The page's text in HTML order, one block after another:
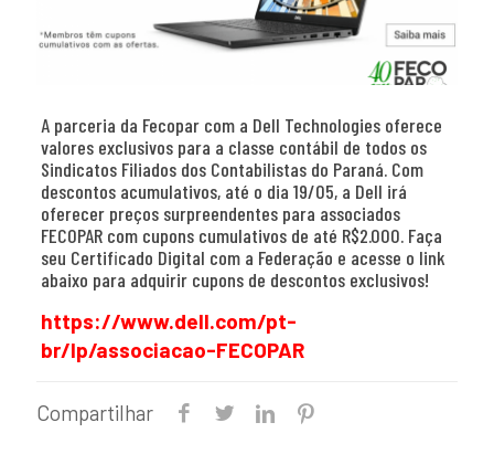
A parceria da Fecopar com a Dell Technologies oferece
valores exclusivos para a classe contábil de todos os
Sindicatos Filiados dos Contabilistas do Paraná. Com
descontos acumulativos, até o dia 19/05, a Dell irá
oferecer preços surpreendentes para associados
FECOPAR com cupons cumulativos de até R$2.000. Faça
seu Certificado Digital com a Federação e acesse o link
abaixo para adquirir cupons de descontos exclusivos!
https://www.dell.com/pt-
br/lp/associacao-FECOPAR
Compartilhar